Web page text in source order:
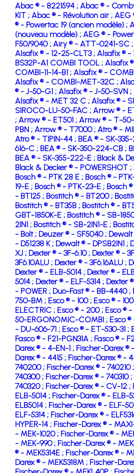
Abac ® - 8221594 ; Abac ® -
KIT ; Abac ® - Révolution air ; AEG
® - Powertac 19 (ancien modèle) ;
(nouveau modèle) ; AEG ® -
F50/9040 ; Airy ® - ATT-0241-SC ;
Alsafix ® - 12-25-CLT3 ; Alsafix ® -
BS32P-A1 COMBI TOOL ; Alsafix
COMBI-11-14-B1 ; Alsafix ® -
Alsafix ® - COMBI-MET-32C ;
® - J-50-G1 ; Alsafix ® - J-50-SVN ;
Alsafix ® - MET 32 C ; Alsafix ® -
SIROCO-LU-50-FAC ; Arrow ® -
; Arrow ® - ET501 ; Arrow ® - T-50-
PBN ; Arrow ® - T7000 ; Atro ® -
Atro ® - TIPIN-44 ; BEA ® - SK-335-
616-C ; BEA ® - SK-350-224-CB ;
BEA ® - SK-355-222-E ; Black &
Black & Decker ® - POWERSHOT ;
Bosch ® - PTK 28 E ; Bosch ® -
19-E ; Bosch ® - PTK-23-E ; Bosch
- BT125 ; Bostitch ® - BT200 ;
Bostitch ® - BT35B ; Bostitch ® -
GBT-1850K-E ; Bostitch ® - SB-
2IN1 ; Bostitch ® - SB-2IN1-E ;
- Bolt ; Deuzer ® - SF5040 ; Dewalt
- D51238 K ; Dewalt ® - DPSB2IN1 ;
XJ ; Dexter ® - 3F-6.10 ; Dexter ® -
3F6.10ALU ; Dexter ® - 3F6.16ALU ;
Dexter ® - ELB-5014 ; Dexter ® -
5014 ; Dexter ® - ELF-5314 ; Dexter
- POWER ; Duo-Fast ® - BB-4440 ;
750-BM ; Esco ® - 100 ; Esco ® -
ELECTRIC ; Esco ® - 200 ; Esco ®
50-ERGONOMIC-COMBI ; Esco
- DU-606-71 ; Esco ® - ET-530-31 ;
Fasco ® - F21-PGN31A ; Fasco ® -
Darex ® - 4-EN-1 ; Fischer-Darex ®
Darex ® - 4415 ; Fischer-Darex ® -
740200 ; Fischer-Darex ® - 740210 ;
740300 ; Fischer-Darex ® - 740310 ;
740320 ; Fischer-Darex ® - CV-12 ;
ELB-5014 ; Fischer-Darex ® - ELB-
ELB5014 ; Fischer-Darex ® - ELF-
ELF-5314 ; Fischer-Darex ® -
HYPER-14 ; Fischer-Darex ® -
- MEK-1020 ; Fischer-Darex ® -
- MEK-990 ; Fischer-Darex ® -
® - MEK5314E ; Fischer-Darex ® -
Darex ® - MEK5318M ; Fischer-